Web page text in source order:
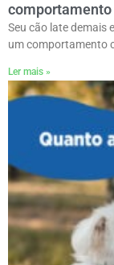
comportamento
Seu cão late demais
um comportamento
Ler mais »